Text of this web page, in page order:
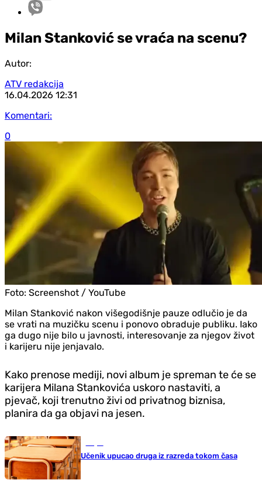
Milan Stanković se vraća na scenu?
Autor:
ATV redakcija
16.04.2026 12:31
Komentari:
0
Foto: Screenshot / YouTube
Milan Stanković nakon višegodišnje pauze odlučio je da
se vrati na muzičku scenu i ponovo obraduje publiku. Iako
ga dugo nije bilo u javnosti, interesovanje za njegov život
i karijeru nije jenjavalo.
Kako prenose mediji, novi album je spreman te će se
karijera Milana Stankovića uskoro nastaviti, a
pjevač, koji trenutno živi od privatnog biznisa,
planira da ga objavi na jesen.
Učenik upucao druga iz razreda tokom časa